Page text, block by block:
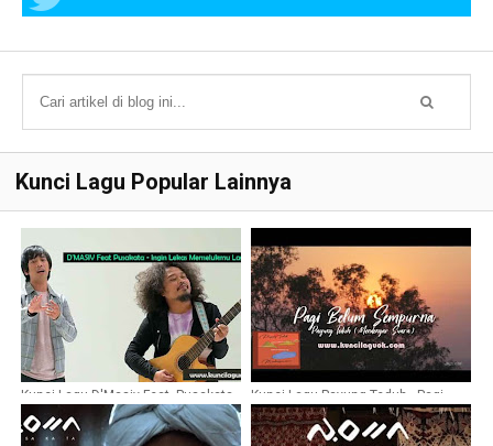
Kunci Lagu Popular Lainnya
Kunci Lagu D'Masiv Feat. Pusakata -
Ingin Lekas Memelukmu Lagi
Kunci Lagu Payung Teduh - Pagi
Belum Sempurna